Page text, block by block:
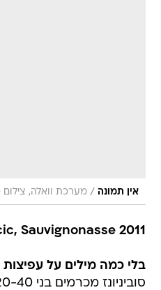
אין תמונה / מערכת וואלה, צילום
Sauvignonasse 2011
בלי כמה מילים על